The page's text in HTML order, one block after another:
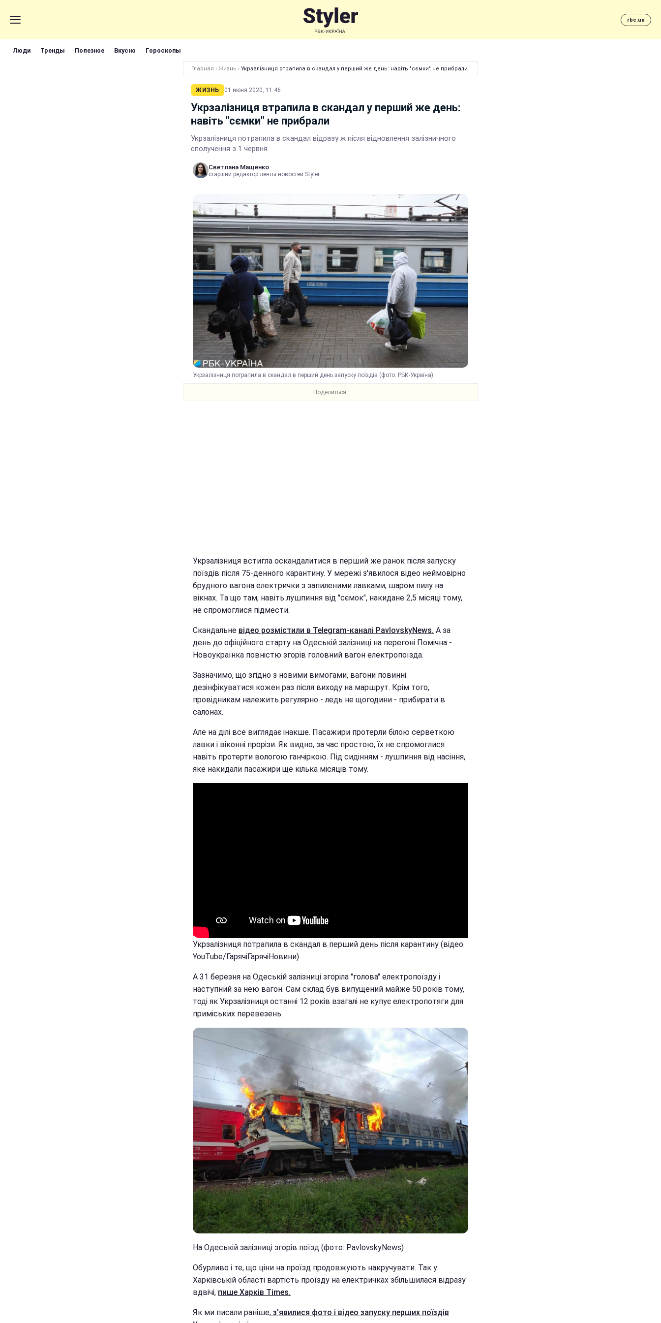
rbc.ua
Люди Тренды Полезное Вкусно Гороскопы
Главная › Жизнь › Укрзалізниця втрапила в скандал у перший же день: навіть "сємки" не прибрали
ЖИЗНЬ 01 июня 2020, 11:46
Укрзалізниця втрапила в скандал у перший же день:
навіть "сємки" не прибрали
Укрзалізниця потрапила в скандал відразу ж після відновлення залізничного
сполучення з 1 червня
Светлана Мащенко
старший редактор ленты новостей Styler
Укрзалізниця потрапила в скандал в перший день запуску поїздів (фото: РБК-Україна)
Поделиться:
Укрзалізниця встигла оскандалитися в перший же ранок після запуску
поїздів після 75-денного карантину. У мережі з'явилося відео неймовірно
брудного вагона електрички з запиленими лавками, шаром пилу на
вікнах. Та що там, навіть лушпиння від "сємок", накидане 2,5 місяці тому,
не спромоглися підмести.
Скандальне відео розмістили в Telegram-каналі PavlovskyNews. А за
день до офіційного старту на Одеській залізниці на перегоні Помічна -
Новоукраїнка повністю згорів головний вагон електропоїзда.
Зазначимо, що згідно з новими вимогами, вагони повинні
дезінфікуватися кожен раз після виходу на маршрут. Крім того,
провідникам належить регулярно - ледь не щогодини - прибирати в
салонах.
Але на ділі все виглядає інакше. Пасажири протерли білою серветкою
лавки і віконні прорізи. Як видно, за час простою, їх не спромоглися
навіть протерти вологою ганчіркою. Під сидінням - лушпиння від насіння,
яке накидали пасажири ще кілька місяців тому.
Укрзалізниця потрапила в скандал в перший день після карантину (відео:
YouTube/ГарячіГарячіНовини)
А 31 березня на Одеській залізниці згоріла "голова" електропоїзду і
наступний за нею вагон. Сам склад був випущений майже 50 років тому,
тоді як Укрзалізниця останні 12 років взагалі не купує електропотяги для
приміських перевезень.
На Одеській залізниці згорів поїзд (фото: PavlovskyNews)
Обурливо і те, що ціни на проїзд продовжують накручувати. Так у
Харківській області вартість проїзду на електричках збільшилася відразу
вдвічі, пише Харків Times.
Як ми писали раніше, з'явилися фото і відео запуску перших поїздів